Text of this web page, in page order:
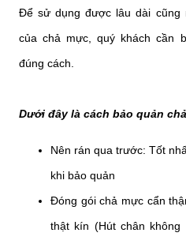
Để sử dụng được lâu dài cũng
của chả mực, quý khách cần
đúng cách.
Dưới đây là cách bảo quản
Nên rán qua trước: Tốt
khi bảo quản
Đóng gói chả mực cẩn
thật kín (Hút chân